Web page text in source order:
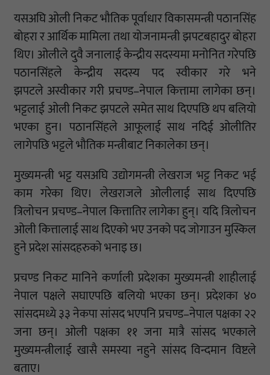
यसअघि ओली निकट भौतिक पूर्वाधार विकासमन्त्री पठानसिंह
बोहरा र आर्थिक मामिला तथा योजनामन्त्री झपटबहादुर बोहरा
थिए। ओलीले दुवै जनालाई केन्द्रीय सदस्यमा मनोनित गरेपछि
पठानसिंहले केन्द्रीय सदस्य पद स्वीकार गरे भने
झपटले अस्वीकार गरी प्रचण्ड–नेपाल कित्तामा लागेका छन्।
भट्टलाई ओली निकट झपटले समेत साथ दिएपछि थप बलियो
भएका हुन। पठानसिंहले आफूलाई साथ नदिई ओलीतिर
लागेपछि भट्टले भौतिक मन्त्रीबाट निकालेका छन्।
मुख्यमन्त्री भट्ट यसअघि उद्योगमन्त्री लेखराज भट्ट निकट भई
काम गरेका थिए। लेखराजले ओलीलाई साथ दिएपछि
त्रिलोचन प्रचण्ड–नेपाल कित्तातिर लागेका हुन्। यदि त्रिलोचन
ओली कित्तालाई साथ दिएको भए उनको पद जोगाउन मुस्किल
हुने प्रदेश सांसदहरुको भनाइ छ।
प्रचण्ड निकट मानिने कर्णाली प्रदेशका मुख्यमन्त्री शाहीलाई
नेपाल पक्षले सघाएपछि बलियो भएका छन्। प्रदेशका ४०
सांसदमध्ये ३३ नेकपा सांसद भएपनि प्रचण्ड–नेपाल पक्षका २२
जना छन्। ओली पक्षका ११ जना मात्रै सांसद भएकाले
मुख्यमन्त्रीलाई खासै समस्या नहुने सांसद विन्दमान विष्टले
बताए।